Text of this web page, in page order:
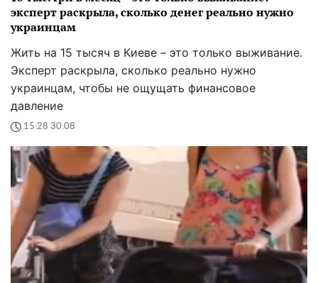
эксперт раскрыла, сколько денег реально нужно
украинцам
Жить на 15 тысяч в Киеве – это только выживание.
Эксперт раскрыла, сколько реально нужно
украинцам, чтобы не ощущать финансовое
давление
15:28 30.08